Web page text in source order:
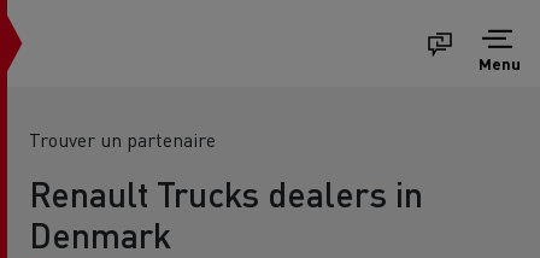
Menu
Trouver un partenaire
Renault Trucks dealers in
Denmark